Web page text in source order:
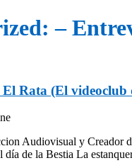
–
El Rata (El
Audiovisual y Creador
día de la Bestia La